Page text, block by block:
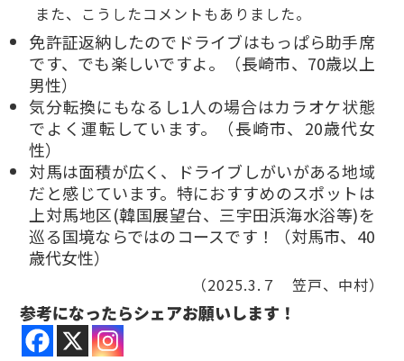
また、こうしたコメントもありました。
免許証返納したのでドライブはもっぱら助手席
です、でも楽しいですよ。（長崎市、70歳以上
男性）
気分転換にもなるし1人の場合はカラオケ状態
でよく運転しています。（長崎市、20歳代女
性）
対馬は面積が広く、ドライブしがいがある地域
だと感じています。特におすすめのスポットは
上対馬地区(韓国展望台、三宇田浜海水浴等)を
巡る国境ならではのコースです！（対馬市、40
歳代女性）
（2025.3.７ 笠戸、中村）
参考になったらシェアお願いします！